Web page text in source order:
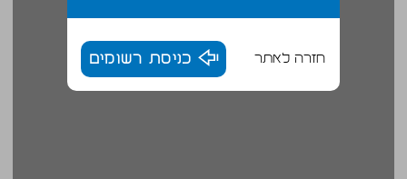
חזרה לאתר כניסת רשומים